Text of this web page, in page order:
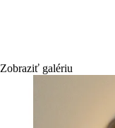
Zobraziť galériu